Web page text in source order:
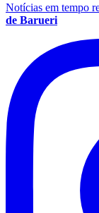
Notícias em tempo
de Barueri